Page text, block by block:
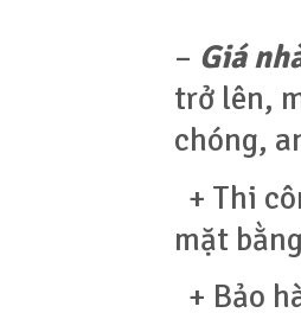
– Giá
trở lên,
chóng,
+ Thi
mặt
+ Bảo